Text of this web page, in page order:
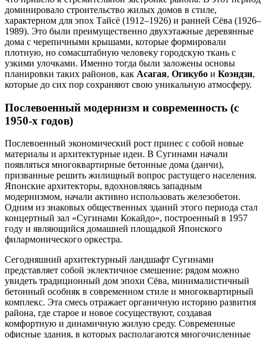
доминировало строительство жилых домов в стиле,
характерном для эпох Тайсё (1912–1926) и ранней Сёва (1926–
1989). Это были преимущественно двухэтажные деревянные
дома с черепичными крышами, которые формировали
плотную, но сомасштабную человеку городскую ткань с
узкими улочками. Именно тогда были заложены основы
планировки таких районов, как Асагая, Огикубо и Коэндзи,
которые до сих пор сохраняют свою уникальную атмосферу.
Послевоенный модернизм и современность (с
1950-х годов)
Послевоенный экономический рост принес с собой новые
материалы и архитектурные идеи. В Сугинами начали
появляться многоквартирные бетонные дома (данчи),
призванные решить жилищный вопрос растущего населения.
Японские архитекторы, вдохновляясь западным
модернизмом, начали активно использовать железобетон.
Одним из знаковых общественных зданий этого периода стал
концертный зал «Сугинами Кокайдо», построенный в 1957
году и являющийся домашней площадкой Японского
филармонического оркестра.
Сегодняшний архитектурный ландшафт Сугинами
представляет собой эклектичное смешение: рядом можно
увидеть традиционный дом эпохи Сёва, минималистичный
бетонный особняк в современном стиле и многоквартирный
комплекс. Эта смесь отражает органичную историю развития
района, где старое и новое сосуществуют, создавая
комфортную и динамичную жилую среду. Современные
офисные здания, в которых располагаются многочисленные